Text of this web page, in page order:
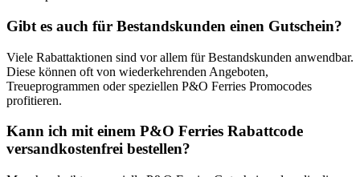
Gibt es auch für Bestandskunden einen Gutschein?
Viele Rabattaktionen sind vor allem für Bestandskunden anwendbar.
Diese können oft von wiederkehrenden Angeboten,
Treueprogrammen oder speziellen P&O Ferries Promocodes
profitieren.
Kann ich mit einem P&O Ferries Rabattcode
versandkostenfrei bestellen?